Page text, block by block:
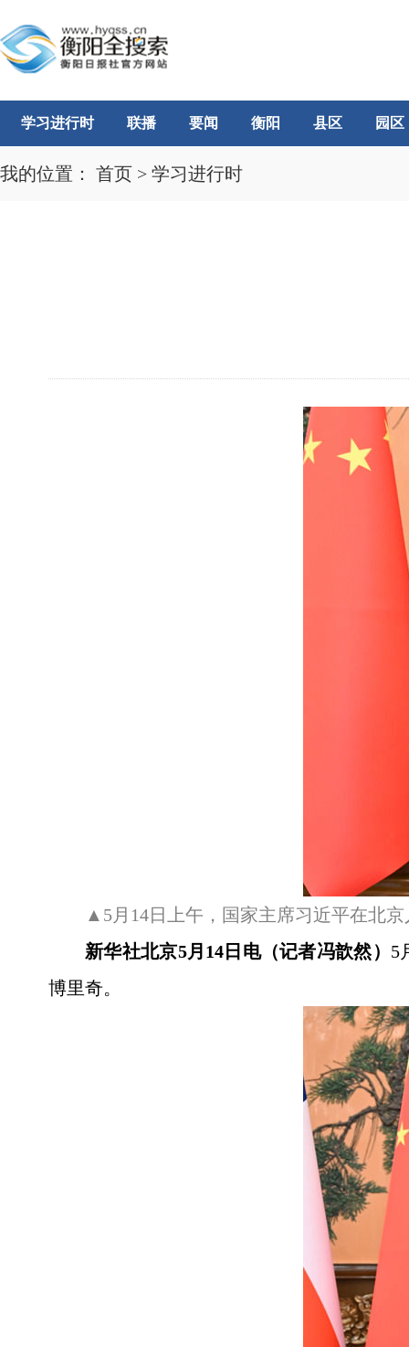
学习进行时 联播 要闻 衡阳 县区 园区
我的位置： 首页 > 学习进行时
▲5月14日上午，国家主席习近平在北
新华社北京5月14日电（记者冯歆然） 5
博里奇。